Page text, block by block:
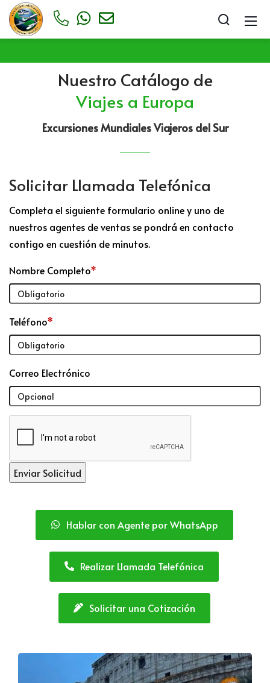
Nuestro Catálogo de
Viajes a Europa
Excursiones Mundiales Viajeros del Sur
Solicitar Llamada Telefónica
Completa el siguiente formulario online y uno de
nuestros agentes de ventas se pondrá en contacto
contigo en cuestión de minutos.
Nombre Completo*
Teléfono*
Correo Electrónico
Hablar con Agente por WhatsApp
Realizar Llamada Telefónica
Solicitar una Cotización